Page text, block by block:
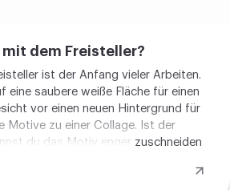
dem Freisteller?
ist der Anfang vieler Arbeiten.
eine saubere weiße Fläche für einen
vor einen neuen Hintergrund für
Motive zu einer Collage. Ist der
du das Motiv enger zuschneiden